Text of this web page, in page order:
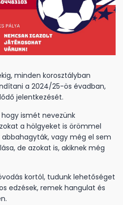
minden korosztályban
a 2024/25-ös évadban,
jelentkezését.
ismét nevezünk
a hölgyeket is örömmel
vagy még el sem
de azokat is, akiknek még
kortól, tudunk lehetőséget
edzések, remek hangulat és